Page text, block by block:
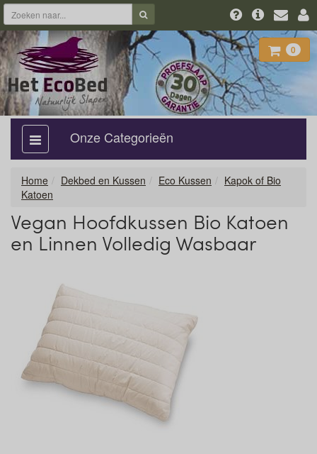
0
categorie
aan,
Onze Categorieën
Home Dekbed en Kussen Eco Kussen
Kapok of Bio
Katoen
Vegan Hoofdkussen Bio Katoen
en Linnen Volledig Wasbaar